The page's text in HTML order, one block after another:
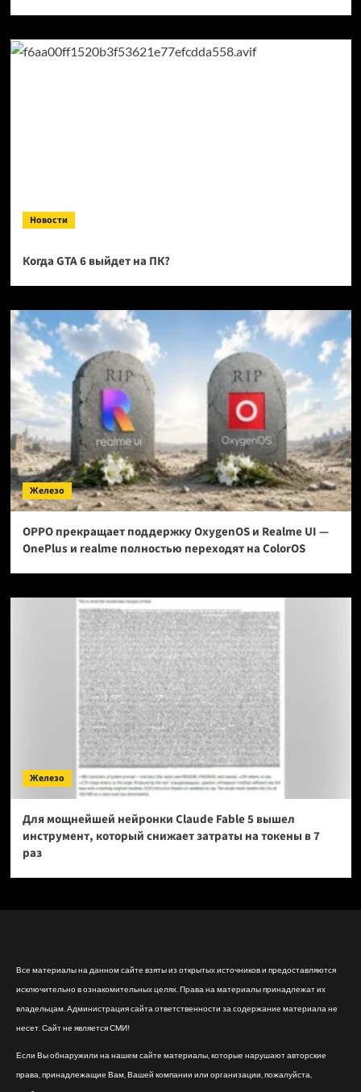
Новости
Когда GTA 6 выйдет на ПК?
Железо
OPPO прекращает поддержку OxygenOS и Realme UI —
OnePlus и realme полностью переходят на ColorOS
Железо
Для мощнейшей нейронки Claude Fable 5 вышел
инструмент, который снижает затраты на токены в 7
раз
Все материалы на данном сайте взяты из открытых источников и предоставляются
исключительно в ознакомительных целях. Права на материалы принадлежат их
владельцам. Администрация сайта ответственности за содержание материала не
несет. Сайт не является СМИ!
Если Вы обнаружили на нашем сайте материалы, которые нарушают авторские
права, принадлежащие Вам, Вашей компании или организации, пожалуйста,